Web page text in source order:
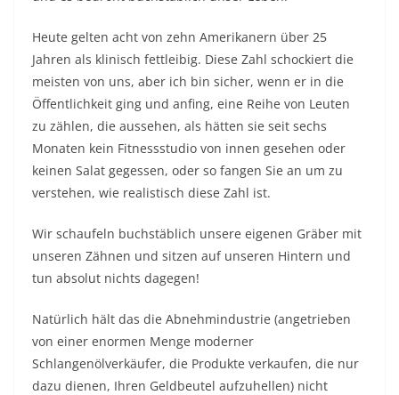
Heute gelten acht von zehn Amerikanern über 25
Jahren als klinisch fettleibig. Diese Zahl schockiert die
meisten von uns, aber ich bin sicher, wenn er in die
Öffentlichkeit ging und anfing, eine Reihe von Leuten
zu zählen, die aussehen, als hätten sie seit sechs
Monaten kein Fitnessstudio von innen gesehen oder
keinen Salat gegessen, oder so fangen Sie an um zu
verstehen, wie realistisch diese Zahl ist.
Wir schaufeln buchstäblich unsere eigenen Gräber mit
unseren Zähnen und sitzen auf unseren Hintern und
tun absolut nichts dagegen!
Natürlich hält das die Abnehmindustrie (angetrieben
von einer enormen Menge moderner
Schlangenölverkäufer, die Produkte verkaufen, die nur
dazu dienen, Ihren Geldbeutel aufzuhellen) nicht